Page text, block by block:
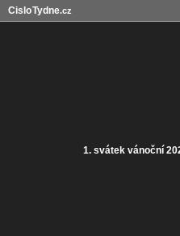
1. svátek vánoční
CisloTydne.cz